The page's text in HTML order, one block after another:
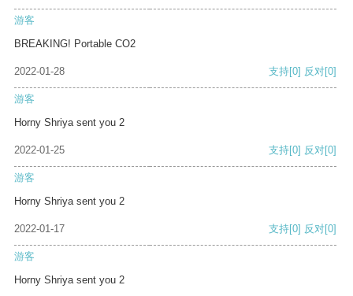
游客
BREAKING! Portable CO2
2022-01-28 支持[0] 反对[0]
游客
Horny Shriya sent you 2
2022-01-25 支持[0] 反对[0]
游客
Horny Shriya sent you 2
2022-01-17 支持[0] 反对[0]
游客
Horny Shriya sent you 2